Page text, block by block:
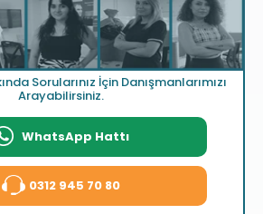
Sorularınız İçin Danışmanlarımızı
Arayabilirsiniz.
WhatsApp Hattı
0312 945 70 80